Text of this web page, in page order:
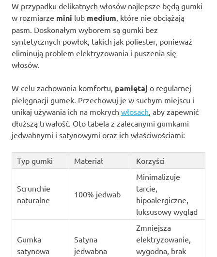
W przypadku delikatnych włosów najlepsze będą gumki
w rozmiarze mini lub medium, które nie obciążają
pasm. Doskonałym wyborem są gumki bez
syntetycznych powłok, takich jak poliester, ponieważ
eliminują problem elektryzowania i puszenia się
włosów.
W celu zachowania komfortu, pamiętaj o regularnej
pielęgnacji gumek. Przechowuj je w suchym miejscu i
unikaj używania ich na mokrych włosach, aby zapewnić
dłuższą trwałość. Oto tabela z zalecanymi gumkami
jedwabnymi i satynowymi oraz ich właściwościami:
Typ gumki Materiał Korzyści
Scrunchie
naturalne
100% jedwab
Minimalizuje
tarcie,
hipoalergiczne,
luksusowy wygląd
Gumka
satynowa
Satyna
jedwabna
Zmniejsza
elektryzowanie,
wygodna, brak